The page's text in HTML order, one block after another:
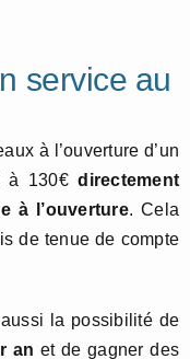
service au
à l’ouverture d’un
à 130€directement
à l’ouverture. Cela
de tenue de compte
la possibilité de
an et de gagner des